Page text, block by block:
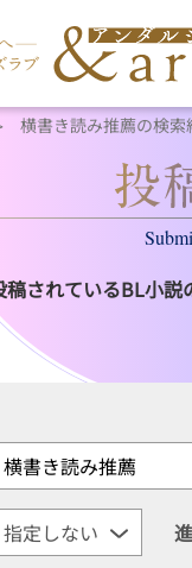
横書き読み推薦の検索
稿されているBL小説